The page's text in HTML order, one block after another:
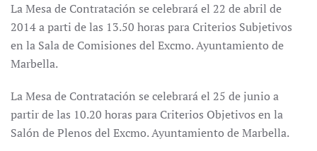
La Mesa de Contratación se celebrará el 22 de abril de
2014 a parti de las 13.50 horas para Criterios Subjetivos
en la Sala de Comisiones del Excmo. Ayuntamiento de
Marbella.
La Mesa de Contratación se celebrará el 25 de junio a
partir de las 10.20 horas para Criterios Objetivos en la
Salón de Plenos del Excmo. Ayuntamiento de Marbella.